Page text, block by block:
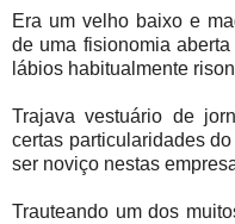
Era um velho baixo e
de uma fisionomia
lábios habitualmente
Trajava vestuário de
certas particularidades
ser noviço nestas
Trauteando um dos